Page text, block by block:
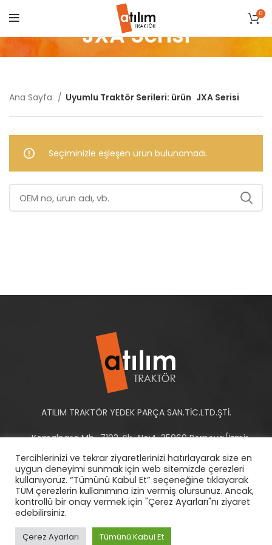
0
JXA Serisi
Ana Sayfa Uyumlu Traktör Serileri: ürün JXA Serisi
Seçiminizle eşleşen ürün bulunamadı.
ATILIM TRAKTÖR YEDEK PARÇA SAN.TİC.LTD.ŞTİ.
Kemalpaşa Mh., 7103. Sk., No:4, 35060 Bornova/İzmir -
Türkiye
Tel: +90 232 458 10 93-94
E-Posta: info@atilimtraktor.com.tr
Tercihlerinizi ve tekrar ziyaretlerinizi hatırlayarak size en
uygun deneyimi sunmak için web sitemizde çerezleri
kullanıyoruz. “Tümünü Kabul Et” seçeneğine tıklayarak
TÜM çerezlerin kullanımına izin vermiş olursunuz. Ancak,
kontrollü bir onay vermek için "Çerez Ayarları"nı ziyaret
edebilirsiniz.
Çerez Ayarları Tümünü Kabul Et